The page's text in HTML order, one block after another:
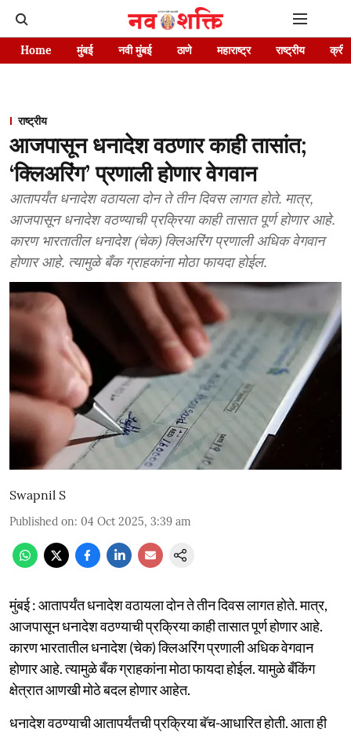
Home मुंबई नवी मुंबई ठाणे महाराष्ट्र राष्ट्रीय
राष्ट्रीय
आजपासून धनादेश वठणार काही तासांत;
‘क्लिअरिंग’ प्रणाली होणार वेगवान
आतापर्यंत धनादेश वठायला दोन ते तीन दिवस लागत होते. मात्र,
आजपासून धनादेश वठण्याची प्रक्रिया काही तासात पूर्ण होणार आहे.
कारण भारतातील धनादेश (चेक) क्लिअरिंग प्रणाली अधिक वेगवान
होणार आहे. त्यामुळे बँक ग्राहकांना मोठा फायदा होईल.
Swapnil S
Published on: 04 Oct 2025, 3:39 am
मुंबई : आतापर्यंत धनादेश वठायला दोन ते तीन दिवस लागत होते. मात्र,
आजपासून धनादेश वठण्याची प्रक्रिया काही तासात पूर्ण होणार आहे.
कारण भारतातील धनादेश (चेक) क्लिअरिंग प्रणाली अधिक वेगवान
होणार आहे. त्यामुळे बँक ग्राहकांना मोठा फायदा होईल. यामुळे बँकिंग
क्षेत्रात आणखी मोठे बदल होणार आहेत.
धनादेश वठण्याची आतापर्यंतची प्रक्रिया बॅच-आधारित होती. आता ही